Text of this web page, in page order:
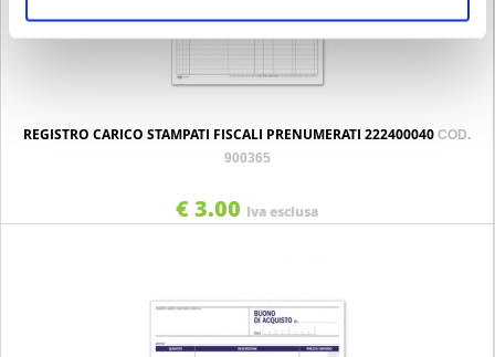
REGISTRO CARICO STAMPATI FISCALI PRENUMERATI 222400040 COD.
900365
€ 3.00 Iva esclusa